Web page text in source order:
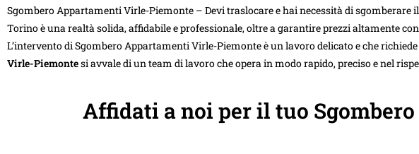
Sgombero Appartamenti Virle-Piemonte – Devi traslocare e hai necessità di
Torino è una realtà solida, affidabile e professionale, oltre a garantire prezzi altamente
L’intervento di Sgombero Appartamenti Virle-Piemonte è un lavoro delicato e che
Virle-Piemontesi avvale di un team di lavoro che opera in modo rapido, preciso e nel
Affidati a noi per il tuo